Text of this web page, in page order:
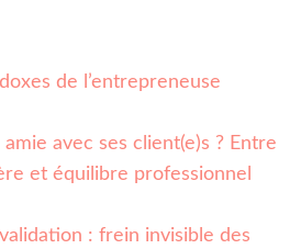
de l’entrepreneuse
avec ses client(e)s ? Entre
et équilibre professionnel
: frein invisible des